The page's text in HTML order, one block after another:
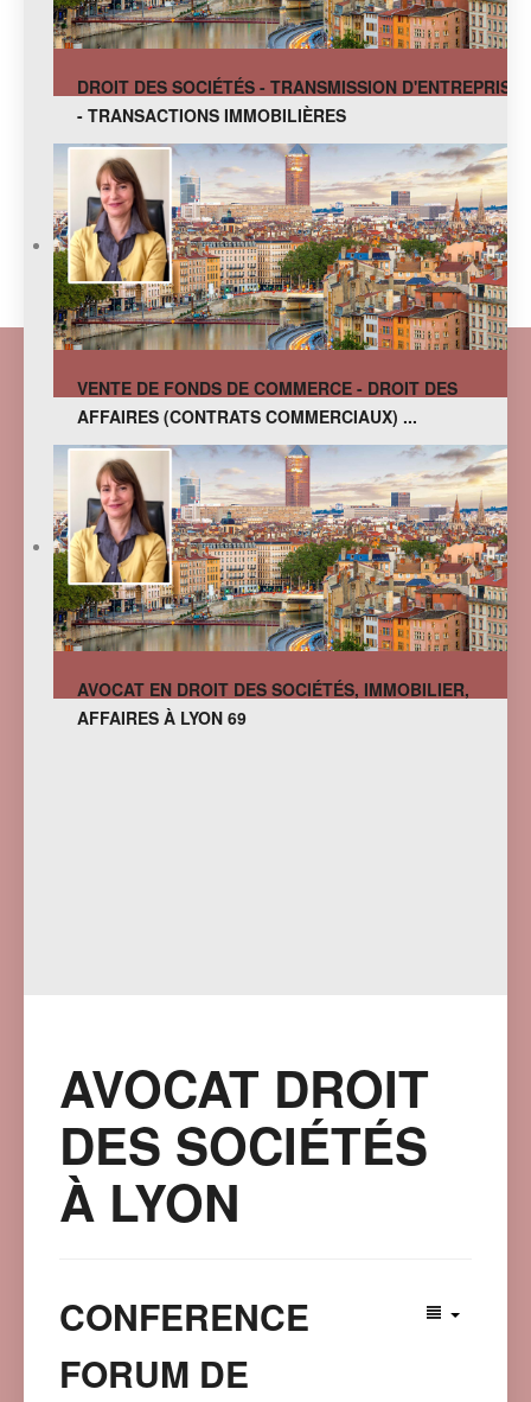
DROIT DES SOCIÉTÉS - TRANSMISSION D'ENTREPRISE
- TRANSACTIONS IMMOBILIÈRES
VENTE DE FONDS DE COMMERCE - DROIT DES
AFFAIRES (CONTRATS COMMERCIAUX) ...
AVOCAT EN DROIT DES SOCIÉTÉS, IMMOBILIER,
AFFAIRES À LYON 69
AVOCAT DROIT
DES SOCIÉTÉS
À LYON
CONFERENCE
FORUM DE